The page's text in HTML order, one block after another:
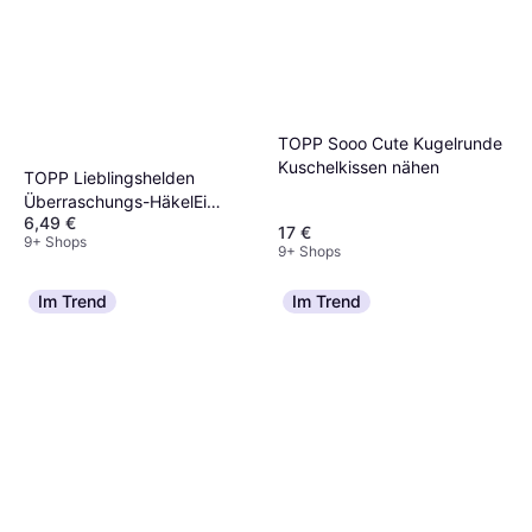
TOPP Lieblingshelden
Überraschungs-HäkelEi
kreativ.kompakt
6,49 €
9+ Shops
TOPP Sooo Cute Kugelrunde
Kuschelkissen nähen
17 €
9+ Shops
Im Trend Im Trend